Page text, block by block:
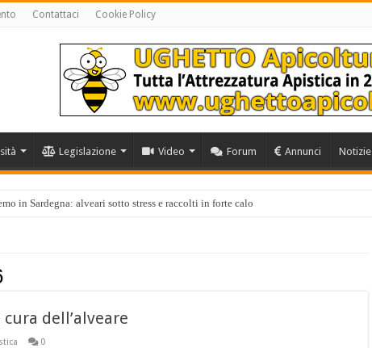
Contattaci Cookie Policy
Legislazione Video Forum Annunci Notizie
in Sardegna: alveari sotto stress e raccolti in forte calo
dell’alveare
0